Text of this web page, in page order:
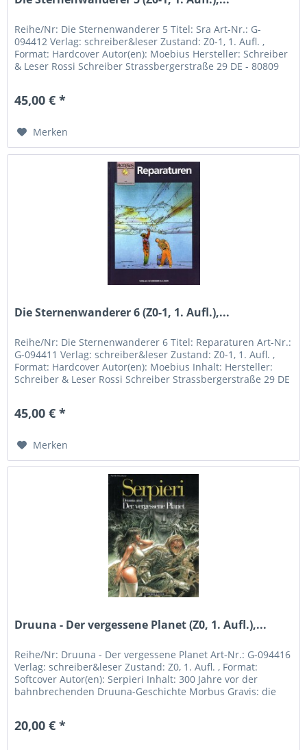
Reihe/Nr: Die Sternenwanderer 5 Titel: Sra Art-Nr.: G-
094412 Verlag: schreiber&leser Zustand: Z0-1, 1. Aufl. ,
Format: Hardcover Autor(en): Moebius Hersteller: Schreiber
& Leser Rossi Schreiber Strassbergerstraße 29 DE - 80809
45,00 € *
Merken
Die Sternenwanderer 6 (Z0-1, 1. Aufl.),...
Reihe/Nr: Die Sternenwanderer 6 Titel: Reparaturen Art-Nr.:
G-094411 Verlag: schreiber&leser Zustand: Z0-1, 1. Aufl. ,
Format: Hardcover Autor(en): Moebius Inhalt: Hersteller:
Schreiber & Leser Rossi Schreiber Strassbergerstraße 29 DE
45,00 € *
Merken
Druuna - Der vergessene Planet (Z0, 1. Aufl.),...
Reihe/Nr: Druuna - Der vergessene Planet Art-Nr.: G-094416
Verlag: schreiber&leser Zustand: Z0, 1. Aufl. , Format:
Softcover Autor(en): Serpieri Inhalt: 300 Jahre vor der
bahnbrechenden Druuna-Geschichte Morbus Gravis: die
20,00 € *